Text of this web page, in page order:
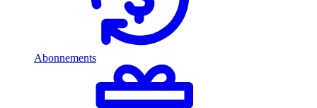
Abonnements